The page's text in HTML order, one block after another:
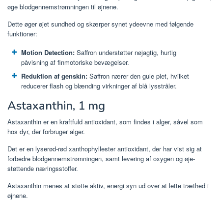
øge blodgennemstrømningen til øjnene.
Dette øger øjet sundhed og skærper synet ydeevne med følgende
funktioner:
Motion Detection: Saffron understøtter nøjagtig, hurtig
påvisning af finmotoriske bevægelser.
Reduktion af genskin: Saffron nærer den gule plet, hvilket
reducerer flash og blænding virkninger af blå lysstråler.
Astaxanthin, 1 mg
Astaxanthin er en kraftfuld antioxidant, som findes i alger, såvel som
hos dyr, der forbruger alger.
Det er en lyserød-rød xanthophyllester antioxidant, der har vist sig at
forbedre blodgennemstrømningen, samt levering af oxygen og øje-
støttende næringsstoffer.
Astaxanthin menes at støtte aktiv, energi syn ud over at lette træthed i
øjnene.